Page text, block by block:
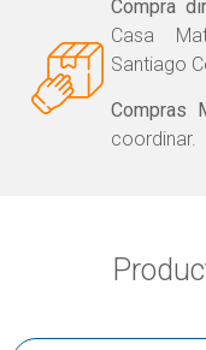
Compra
Casa
Santiago
Compras
coordinar.